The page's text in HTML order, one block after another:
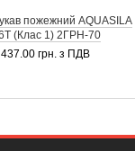
пожежний AQUASILA
(Клас 1) 2ГРН-70
грн. з ПДВ